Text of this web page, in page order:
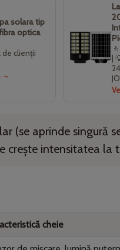
solara tip
optica
de clienții
→
|
(se aprinde singură
crește intensitatea la
cheie